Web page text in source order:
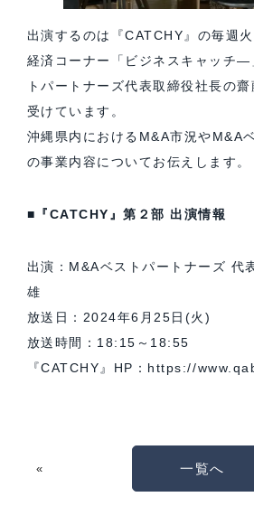
出演するのは『CATCHY』の毎週
経済コーナー「ビジネスキャッチ―
トパートナーズ代表取締役社長の
受けています。
沖縄県内におけるM&A市況やM&A
の事業内容についてお伝えします。
■ 『CATCHY』第２部 出演情報
出演：M&Aベストパートナーズ 代
雄
放送日：2024年6月25日(火)
放送時間：18:15～18:55
『CATCHY』HP：https://
« 一覧へ